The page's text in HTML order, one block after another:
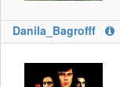
Danila_Bagrofff